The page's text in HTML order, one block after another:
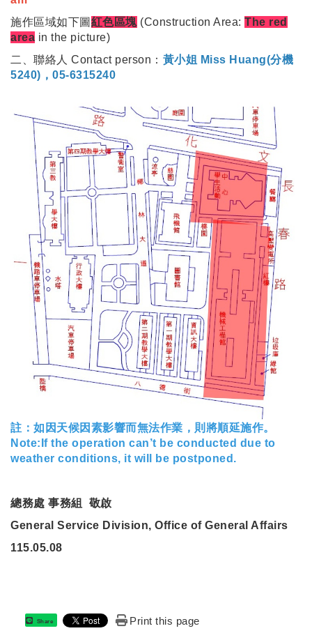
施作區域如下圖 紅色區塊 (Construction Area: The red
area in the picture)
二、聯絡人 Contact person： 黃小姐 Miss Huang(分機
5240)，05-6315240
註：如因天候因素影響而無法作業，則將順延施作。
Note:If the operation can’t be conducted due to
weather conditions, it will be postponed.
總務處 事務組
敬啟
General Service Division, Office of General Affairs
115.05.08
Share Print this page